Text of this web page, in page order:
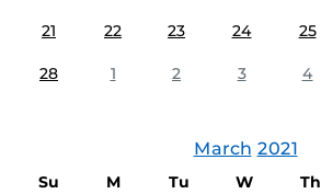
21 22 23 24 25
28 1 2 3 4
March 2021
Su M Tu W Th